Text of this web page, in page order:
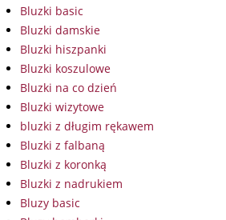
Bluzki basic
Bluzki damskie
Bluzki hiszpanki
Bluzki koszulowe
Bluzki na co dzień
Bluzki wizytowe
bluzki z długim rękawem
Bluzki z falbaną
Bluzki z koronką
Bluzki z nadrukiem
Bluzy basic